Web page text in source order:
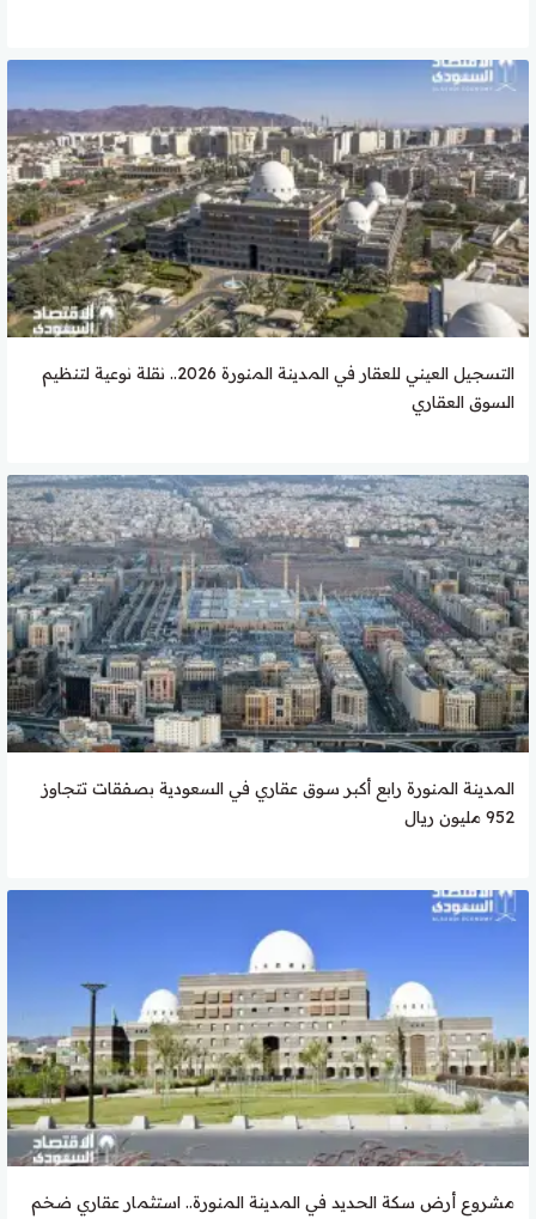
التسجيل العيني للعقار في المدينة المنورة 2026.. نقلة نوعية لتنظيم
السوق العقاري
المدينة المنورة رابع أكبر سوق عقاري في السعودية بصفقات تتجاوز
952 مليون ريال
مشروع أرض سكة الحديد في المدينة المنورة.. استثمار عقاري ضخم